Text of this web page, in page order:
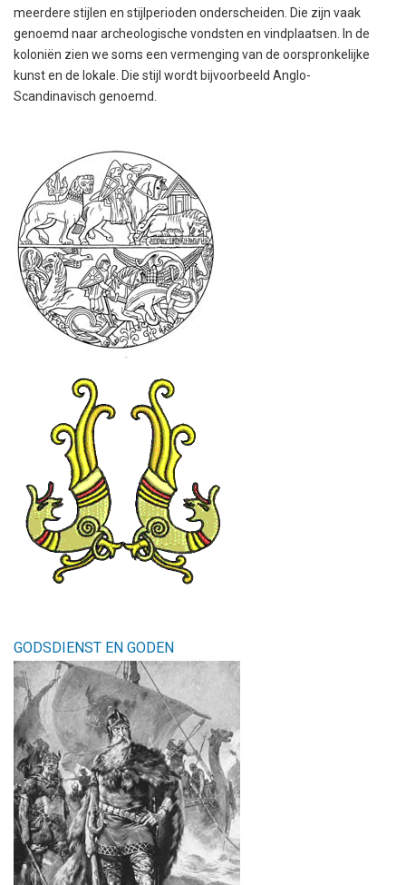
meerdere stijlen en stijlperioden onderscheiden. Die zijn vaak
genoemd naar archeologische vondsten en vindplaatsen. In de
koloniën zien we soms een vermenging van de oorspronkelijke
kunst en de lokale. Die stijl wordt bijvoorbeeld Anglo-
Scandinavisch genoemd.
GODSDIENST EN GODEN